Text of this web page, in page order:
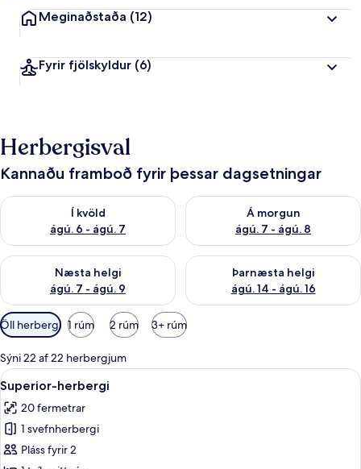
Meginaðstaða (12)
Fyrir fjölskyldur (6)
Herbergisval
Kannaðu framboð fyrir þessar dagsetningar
Í kvöld
ágú. 6 - ágú. 7
Athuga framboð í kvöld ágú. 6 - ágú. 7
Á morgun
ágú. 7 - ágú. 8
Athuga framboð á morgun
Næsta helgi
ágú. 7 - ágú. 9
Athuga framboð næstu helgi ágú. 7 - ágú. 9
Þarnæsta helgi
ágú. 14 - ágú. 16
Athuga framboð þarnæstu
Síur
í
boði
fyrir
herbergi
Öll herbergi 1 rúm 2 rúm 3+ rúm
Sýni 22 af 22 herbergjum
Skoða
allar
myndir
fyrir
Superior-
Míníbar, öryggishólf í herbergi,
2
Superior-herbergi
20 fermetrar
1 svefnherbergi
Pláss fyrir 2